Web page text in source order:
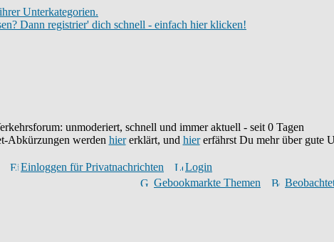
Unterkategorien.
Dann registrier' dich schnell - einfach hier klicken!
unmoderiert, schnell und immer aktuell - seit 0 Tagen
Abkürzungen werden hiererklärt, und hiererfährst Du mehr über gute
Einloggen für Privatnachrichten
Login
Gebookmarkte Themen